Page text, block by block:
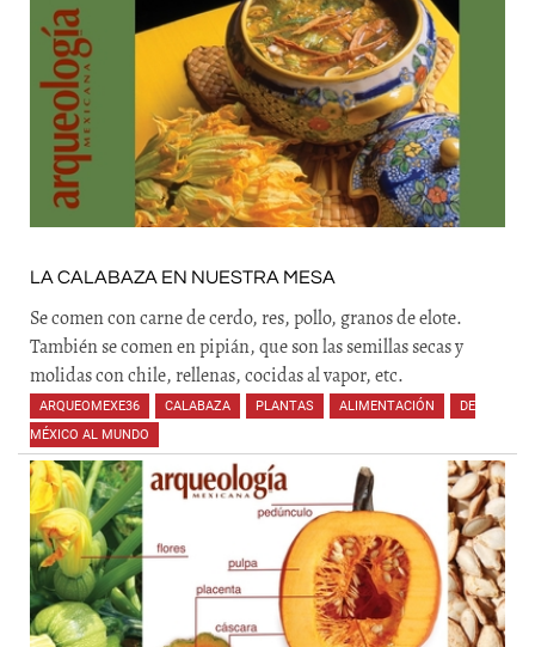
LA CALABAZA EN NUESTRA MESA
Se comen con carne de cerdo, res, pollo, granos de elote.
También se comen en pipián, que son las semillas secas y
molidas con chile, rellenas, cocidas al vapor, etc.
ARQUEOMEXE36 CALABAZA PLANTAS ALIMENTACIÓN
DE
MÉXICO AL MUNDO